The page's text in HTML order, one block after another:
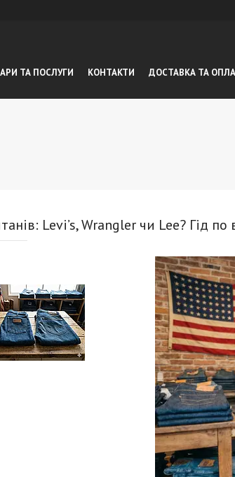
ТА ПОСЛУГИ КОНТАКТИ ДОСТАВКА ТА
Levi’s, Wrangler чи Lee? Гід